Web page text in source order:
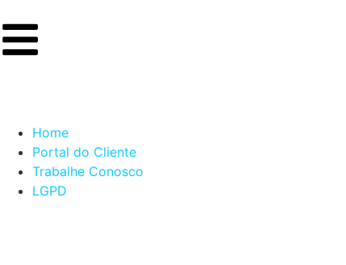
Home
Portal do Cliente
Trabalhe Conosco
LGPD